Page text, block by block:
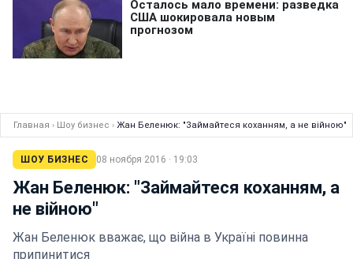
Главная › Шоу бизнес › Жан Беленюк: "Займайтеся коханням, а не війною"
ШОУ БИЗНЕС 08 ноября 2016 · 19:03
Жан Беленюк: "Займайтеся коханням, а
не війною"
Жан Беленюк вважає, що війна в Україні повинна
припинитися